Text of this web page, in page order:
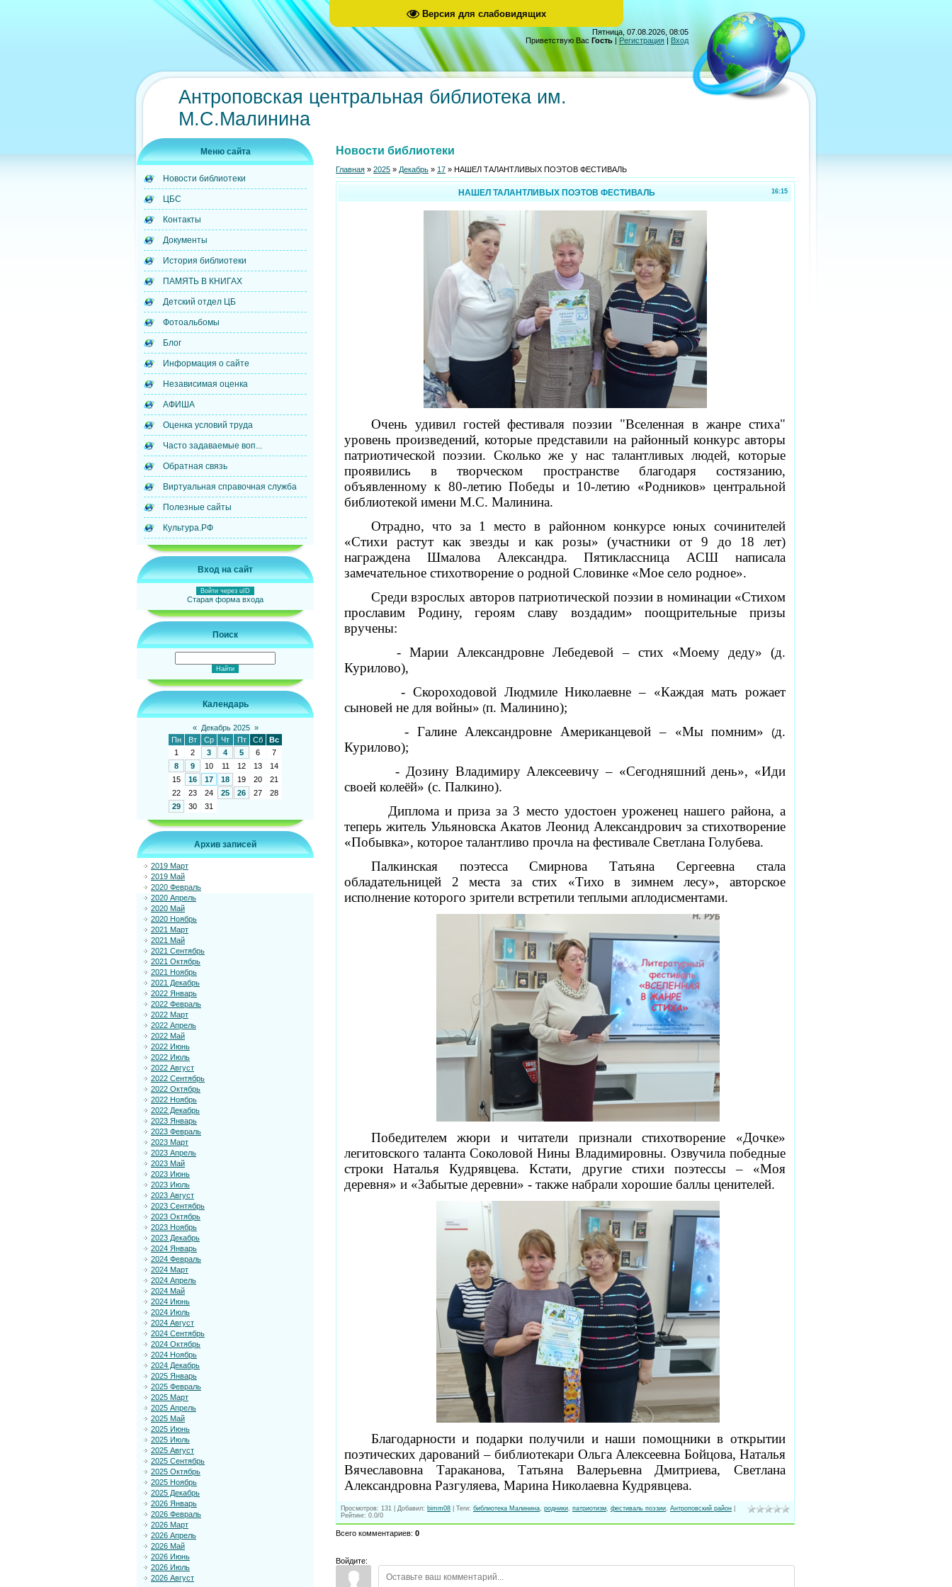
Версия для слабовидящих
Пятница, 07.08.2026, 08:05
Приветствую Вас Гость | Регистрация | Вход
Антроповская центральная библиотека им.
М.С.Малинина
Меню сайта
Новости библиотеки
ЦБС
Контакты
Документы
История библиотеки
ПАМЯТЬ В КНИГАХ
Детский отдел ЦБ
Фотоальбомы
Блог
Информация о сайте
Независимая оценка
АФИША
Оценка условий труда
Часто задаваемые воп...
Обратная связь
Виртуальная справочная служба
Полезные сайты
Культура.РФ
Вход на сайт
Войти через uID
Старая форма входа
Поиск
Календарь
« Декабрь 2025 »
Пн
Вт Ср Чт Пт Сб
Вс
1
2 3 4 5 6
7
8
9 10 11 12 13
14
15
16 17 18 19 20
21
22
23 24 25 26 27
28
29
30 31
Архив записей
2019 Март
2019 Май
2020 Февраль
2020 Апрель
2020 Май
2020 Ноябрь
2021 Март
2021 Май
2021 Сентябрь
2021 Октябрь
2021 Ноябрь
2021 Декабрь
2022 Январь
2022 Февраль
2022 Март
2022 Апрель
2022 Май
2022 Июнь
2022 Июль
2022 Август
2022 Сентябрь
2022 Октябрь
2022 Ноябрь
2022 Декабрь
2023 Январь
2023 Февраль
2023 Март
2023 Апрель
2023 Май
2023 Июнь
2023 Июль
2023 Август
2023 Сентябрь
2023 Октябрь
2023 Ноябрь
2023 Декабрь
2024 Январь
2024 Февраль
2024 Март
2024 Апрель
2024 Май
2024 Июнь
2024 Июль
2024 Август
2024 Сентябрь
2024 Октябрь
2024 Ноябрь
2024 Декабрь
2025 Январь
2025 Февраль
2025 Март
2025 Апрель
2025 Май
2025 Июнь
2025 Июль
2025 Август
2025 Сентябрь
2025 Октябрь
2025 Ноябрь
2025 Декабрь
2026 Январь
2026 Февраль
2026 Март
2026 Апрель
2026 Май
2026 Июнь
2026 Июль
2026 Август
Новости библиотеки
Главная » 2025 » Декабрь » 17 » НАШЕЛ ТАЛАНТЛИВЫХ ПОЭТОВ ФЕСТИВАЛЬ
16:15
НАШЕЛ ТАЛАНТЛИВЫХ ПОЭТОВ ФЕСТИВАЛЬ
Очень удивил гостей фестиваля поэзии "Вселенная в жанре стиха"
уровень произведений, которые представили на районный конкурс авторы
патриотической поэзии. Сколько же у нас талантливых людей, которые
проявились в творческом пространстве благодаря состязанию,
объявленному к 80-летию Победы и 10-летию «Родников» центральной
библиотекой имени М.С. Малинина.
Отрадно, что за 1 место в районном конкурсе юных сочинителей
«Стихи растут как звезды и как розы» (участники от 9 до 18 лет)
награждена Шмалова Александра. Пятиклассница АСШ написала
замечательное стихотворение о родной Словинке «Мое село родное».
Среди взрослых авторов патриотической поэзии в номинации «Стихом
прославим Родину, героям славу воздадим» поощрительные призы
вручены:
- Марии Александровне Лебедевой – стих «Моему деду» (д.
Курилово),
- Скороходовой Людмиле Николаевне – «Каждая мать рожает
сыновей не для войны» (п. Малинино);
- Галине Александровне Американцевой – «Мы помним» (д.
Курилово);
- Дозину Владимиру Алексеевичу – «Сегодняшний день», «Иди
своей колеёй» (с. Палкино).
Диплома и приза за 3 место удостоен уроженец нашего района, а
теперь житель Ульяновска Акатов Леонид Александрович за стихотворение
«Побывка», которое талантливо прочла на фестивале Светлана Голубева.
Палкинская поэтесса Смирнова Татьяна Сергеевна стала
обладательницей 2 места за стих «Тихо в зимнем лесу», авторское
исполнение которого зрители встретили теплыми аплодисментами.
Победителем жюри и читатели признали стихотворение «Дочке»
легитовского таланта Соколовой Нины Владимировны. Озвучила победные
строки Наталья Кудрявцева. Кстати, другие стихи поэтессы – «Моя
деревня» и «Забытые деревни» - также набрали хорошие баллы ценителей.
Благодарности и подарки получили и наши помощники в открытии
поэтических дарований – библиотекари Ольга Алексеевна Бойцова, Наталья
Вячеславовна Тараканова, Татьяна Валерьевна Дмитриева, Светлана
Александровна Разгуляева, Марина Николаевна Кудрявцева.
Просмотров: 131 Добавил: bimm08 Теги: библиотека Малинина, родники, патриотизм, фестиваль поэзии, Антроповский район
Рейтинг: 0.0/0
Всего комментариев: 0
Войдите: